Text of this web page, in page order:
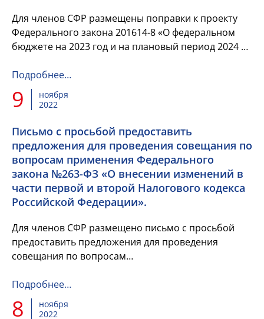
Для членов СФР размещены поправки к проекту
Федерального закона 201614-8 «О федеральном
бюджете на 2023 год и на плановый период 2024 и
Российской Федерации к ...
Подробнее…
9
ноября
2022
Письмо с просьбой предоставить
предложения для проведения совещания по
вопросам применения Федерального
закона №263-ФЗ «О внесении изменений в
части первой и второй Налогового кодекса
Российской Федерации».
Для членов СФР размещено письмо с просьбой
предоставить предложения для проведения
совещания по вопросам
внесении изменений в части первой и второй...
Подробнее…
8
ноября
2022